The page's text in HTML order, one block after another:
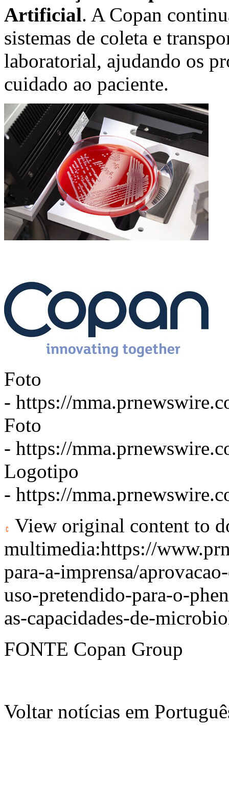
Artificial. A Copan
sistemas de coleta e
laboratorial, ajudando os
cuidado ao paciente.
Foto
- https://
Foto
- https://
Logotipo
- https://
View original content to
multimedia:https://
para-a-imprensa/
uso-pretendido-para-o-
as-capacidades-de-
FONTE Copan Group
Voltar notícias em